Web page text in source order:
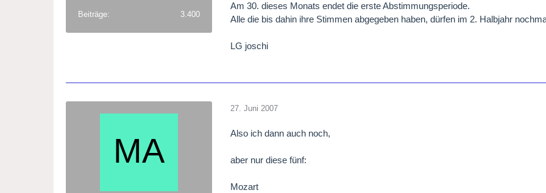
Beiträge 3.400
Am 30. dieses Monats endet die erste Abstimmungsperiode.
Alle die bis dahin ihre Stimmen abgegeben haben, dürfen im 2. Halbjahr
LG joschi
27. Juni 2007
Also ich dann auch noch,
aber nur diese fünf:
Mozart